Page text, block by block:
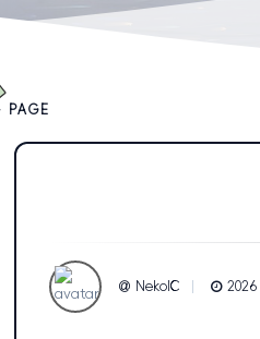
PAGE
NekoIC 2026